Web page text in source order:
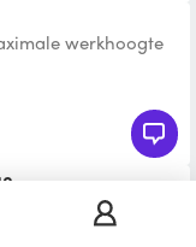
werkhoogte
Wienese
Optrede van de